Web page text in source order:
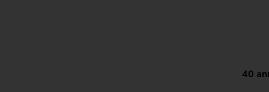
40